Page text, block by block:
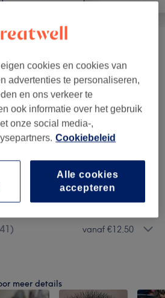
vanaf €25
(1)
& BRUSHEN (2)
& PRUIKEN -
vanaf €5
41) vanaf €12,50
meer details
cookies en cookies van
advertenties te personaliseren,
en ons verkeer te
ook informatie over het gebruik
onze social media-,
Cookiebeleid
Alle cookies
accepteren